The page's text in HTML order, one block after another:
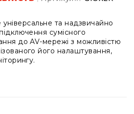
системи
(IEM)
Приймачі
Передавачі
універсальне та надзвичайно
сумісного
до AV-мережі з можливістю
його налаштування,